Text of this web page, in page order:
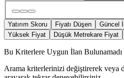
Yatırım Skoru Fiyatı Düşen Güncel
Yüksek Fiyat
Düşük Metrekare Fiyat
Bu Kriterlere Uygun İlan Bulunamadı
Arama kriterlerinizi değiştirerek veya